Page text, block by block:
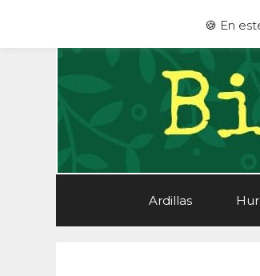
contenido
Ardillas
🍪 En